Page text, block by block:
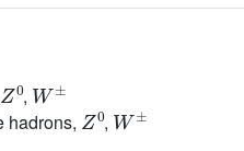
0
,
±
hadrons,
0
,
±